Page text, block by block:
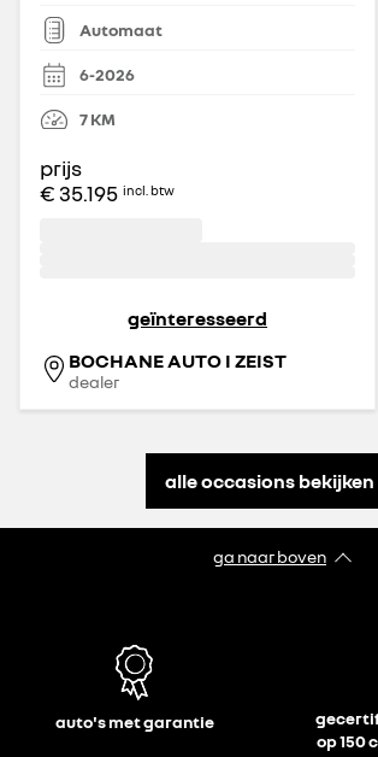
Automaat
6-2026
7KM
prijs
€ 35.195 incl. btw
geïnteresseerd
BOCHANE AUTO I ZEIST
dealer
alle occasions bekijken
ga naar boven
auto's met garantie
op 150